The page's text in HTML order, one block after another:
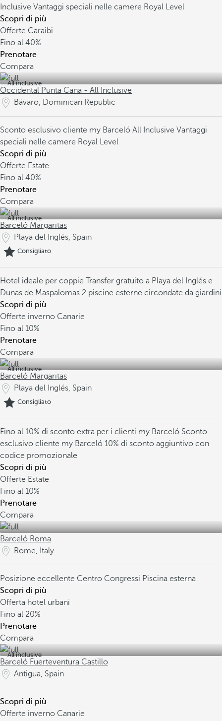
Inclusive Vantaggi speciali nelle camere Royal Level
Scopri di più
Offerte Caraibi
Fino al 40%
Prenotare
Compara
All inclusive
Occidental Punta Cana - All Inclusive
Bávaro, Dominican Republic
Sconto esclusivo cliente my Barceló All Inclusive Vantaggi
speciali nelle camere Royal Level
Scopri di più
Offerte Estate
Fino al 40%
Prenotare
Compara
All inclusive
Barceló Margaritas
Playa del Inglés, Spain
Consigliato
Hotel ideale per coppie Transfer gratuito a Playa del Inglés e
Dunas de Maspalomas 2 piscine esterne circondate da giardini
Scopri di più
Offerte inverno Canarie
Fino al 10%
Prenotare
Compara
All inclusive
Barceló Margaritas
Playa del Inglés, Spain
Consigliato
Fino al 10% di sconto extra per i clienti my Barceló Sconto
esclusivo cliente my Barceló 10% di sconto aggiuntivo con
codice promozionale
Scopri di più
Offerte Estate
Fino al 10%
Prenotare
Compara
Barceló Roma
Rome, Italy
Posizione eccellente Centro Congressi Piscina esterna
Scopri di più
Offerta hotel urbani
Fino al 20%
Prenotare
Compara
All inclusive
Barceló Fuerteventura Castillo
Antigua, Spain
Scopri di più
Offerte inverno Canarie